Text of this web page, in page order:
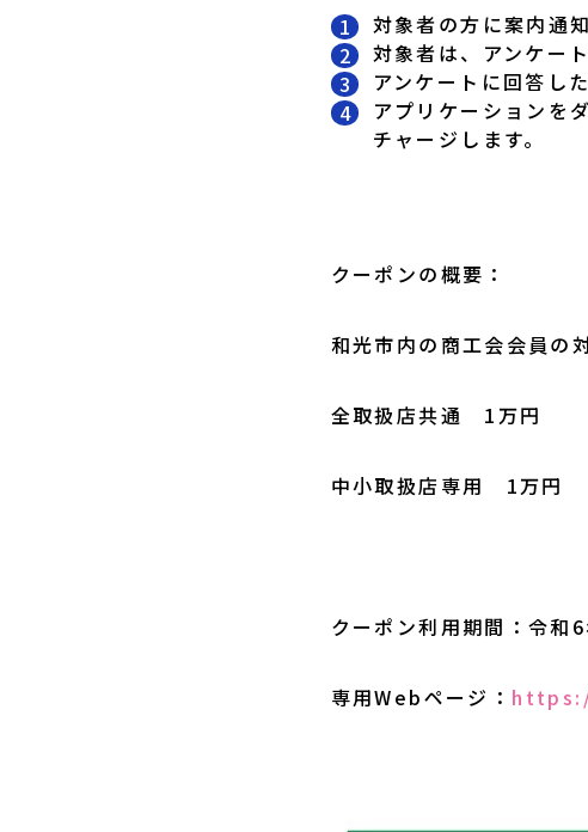
対象者の方に案内通
対象者は、アンケー
アンケートに回答し
アプリケーションを
チャージします。
クーポンの概要：
和光市内の商工会会員の
全取扱店共通 1万円
中小取扱店専用 1万円
クーポン利用期間：令和
専用Webページ：